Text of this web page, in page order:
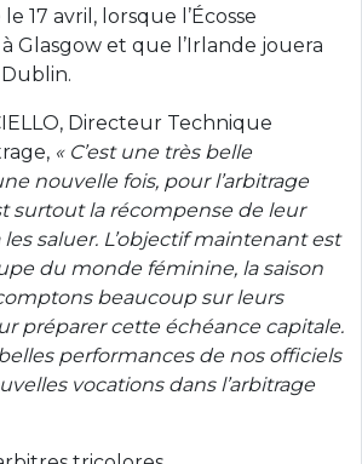
17 avril, lorsque l’Écosse
Glasgow et que l’Irlande jouera
Directeur Technique
« C’est une très belle
nouvelle fois, pour l’arbitrage
surtout la récompense de leur
saluer. L’objectif maintenant est
du monde féminine, la saison
beaucoup sur leurs
préparer cette échéance capitale.
performances de nos officiels
vocations dans l’arbitrage